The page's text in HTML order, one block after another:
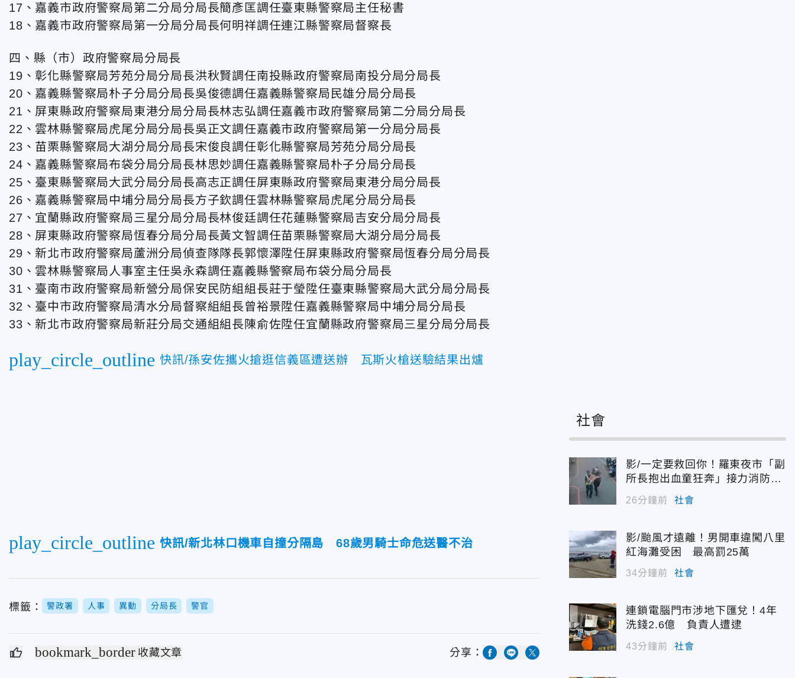
17、嘉義市政府警察局第二分局分局長簡彥匡調任臺東縣警察局主任秘書
18、嘉義市政府警察局第一分局分局長何明祥調任連江縣警察局督察長
四、縣（市）政府警察局分局長
19、彰化縣警察局芳苑分局分局長洪秋賢調任南投縣政府警察局南投分局分局長
20、嘉義縣警察局朴子分局分局長吳俊德調任嘉義縣警察局民雄分局分局長
21、屏東縣政府警察局東港分局分局長林志弘調任嘉義市政府警察局第二分局分局長
22、雲林縣警察局虎尾分局分局長吳正文調任嘉義市政府警察局第一分局分局長
23、苗栗縣警察局大湖分局分局長宋俊良調任彰化縣警察局芳苑分局分局長
24、嘉義縣警察局布袋分局分局長林思妙調任嘉義縣警察局朴子分局分局長
25、臺東縣警察局大武分局分局長高志正調任屏東縣政府警察局東港分局分局長
26、嘉義縣警察局中埔分局分局長方子欽調任雲林縣警察局虎尾分局分局長
27、宜蘭縣政府警察局三星分局分局長林俊廷調任花蓮縣警察局吉安分局分局長
28、屏東縣政府警察局恆春分局分局長黃文智調任苗栗縣警察局大湖分局分局長
29、新北市政府警察局蘆洲分局偵查隊隊長郭懷澤陞任屏東縣政府警察局恆春分局分局長
30、雲林縣警察局人事室主任吳永森調任嘉義縣警察局布袋分局分局長
31、臺南市政府警察局新營分局保安民防組組長莊于瑩陞任臺東縣警察局大武分局分局長
32、臺中市政府警察局清水分局督察組組長曾裕景陞任嘉義縣警察局中埔分局分局長
33、新北市政府警察局新莊分局交通組組長陳俞佐陞任宜蘭縣政府警察局三星分局分局長
play_circle_outline 快訊/孫安佐攜火搶逛信義區遭送辦 瓦斯火槍送驗結果出爐
play_circle_outline 快訊/新北林口機車自撞分隔島 68歲男騎士命危送醫不治
標籤： 警政署 人事 異動 分局長 警官
bookmark_border 收藏文章 分享：
社會
影/一定要救回你！羅東夜市「副
所長抱出血童狂奔」接力消防搶
26分鐘前 社會
影/颱風才遠離！男開車違闖八里
紅海灘受困 最高罰25萬
34分鐘前 社會
連鎖電腦門市涉地下匯兌！4年
洗錢2.6億 負責人遭逮
43分鐘前 社會